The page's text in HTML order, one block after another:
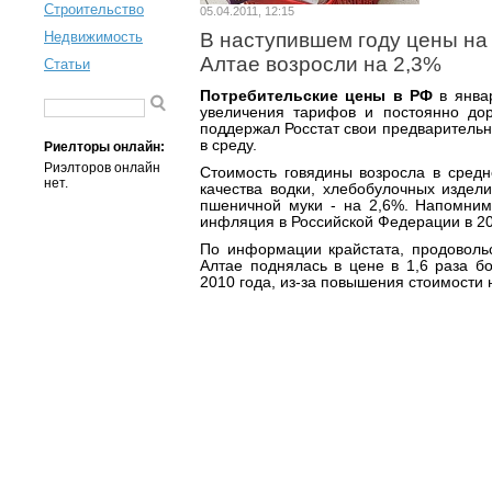
Строительство
Недвижимость
Статьи
Риелторы онлайн:
Риэлторов онлайн
нет.
05.04.2011, 12:15
В наступившем году цены на
Алтае возросли на 2,3%
Потребительские цены в РФ в
увеличения тарифов и постоянно
поддержал Росстат свои
в среду.
Стоимость говядины возросла в
качества водки, хлебобулочных
пшеничной муки - на 2,6%.
инфляция в Российской Федерации в
По информации крайстата,
Алтае поднялась в цене в 1,6 раза
2010 года, из-за повышения стоимости